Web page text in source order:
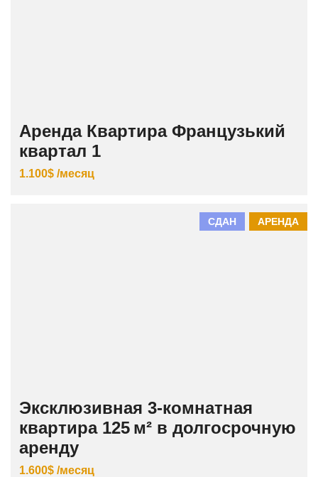
Аренда Квартира Французький
квартал 1
1.100$ /месяц
АРЕНДА
СДАН
Эксклюзивная 3‑комнатная
квартира 125 м² в долгосрочную
аренду
1.600$ /месяц